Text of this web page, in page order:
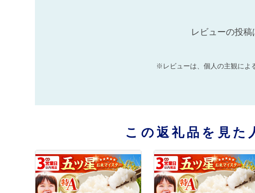
レビューの投
※レビューは、個人の主観によ
この返礼品を見た